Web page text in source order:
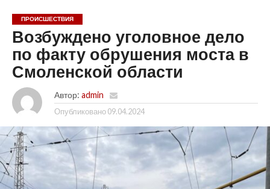
ПРОИСШЕСТВИЯ
Возбуждено уголовное дело
по факту обрушения моста в
Смоленской области
Автор: admin
Опубликовано 09.04.2024